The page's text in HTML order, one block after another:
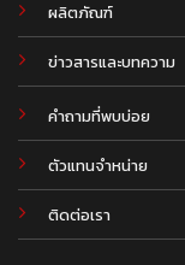
ผลิตภัณฑ์
ข่าวสารและบทความ
.
คำถามที่พบบ่อย
ตัวแทนจำหน่าย
ติดต่อเรา